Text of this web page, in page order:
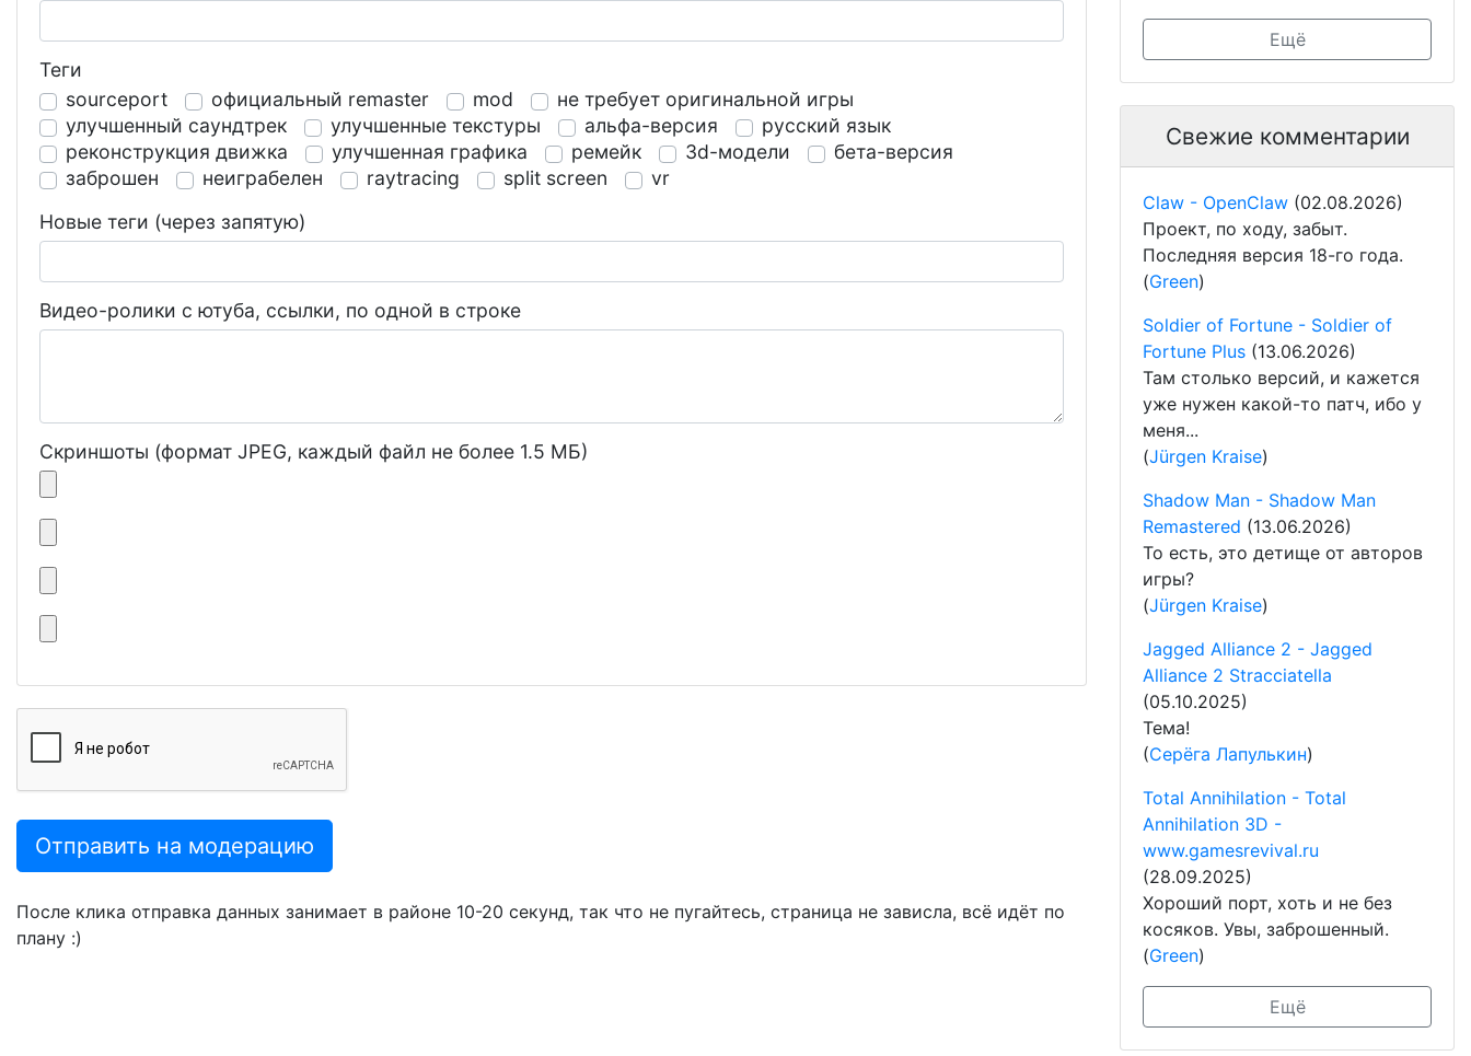
Теги
sourceport
официальный remaster mod
не требует оригинальной игры
улучшенный саундтрек
улучшенные текстуры альфа-версия
русский язык
реконструкция движка
улучшенная графика ремейк 3d-модели
бета-версия
заброшен
неиграбелен raytracing split screen
vr
Новые теги (через запятую)
Видео-ролики с ютуба, ссылки, по одной в строке
Скриншоты (формат JPEG, каждый файл не более 1.5 МБ)
Отправить на модерацию
После клика отправка данных занимает в районе 10-20 секунд, так что не пугайтесь, страница не зависла, всё идёт по
плану :)
Ещё
Свежие комментарии
Claw - OpenClaw (02.08.2026)
Проект, по ходу, забыт.
Последняя версия 18-го года.
(Green)
Soldier of Fortune - Soldier of
Fortune Plus (13.06.2026)
Там столько версий, и кажется
уже нужен какой-то патч, ибо у
меня...
(Jürgen Kraise)
Shadow Man - Shadow Man
Remastered (13.06.2026)
То есть, это детище от авторов
игры?
(Jürgen Kraise)
Jagged Alliance 2 - Jagged
Alliance 2 Stracciatella
(05.10.2025)
Тема!
(Серёга Лапулькин)
Total Annihilation - Total
Annihilation 3D -
www.gamesrevival.ru
(28.09.2025)
Хороший порт, хоть и не без
косяков. Увы, заброшенный.
(Green)
Ещё